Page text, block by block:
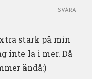
stark på min
inte la i mer. Då
ändå:)
SVARA